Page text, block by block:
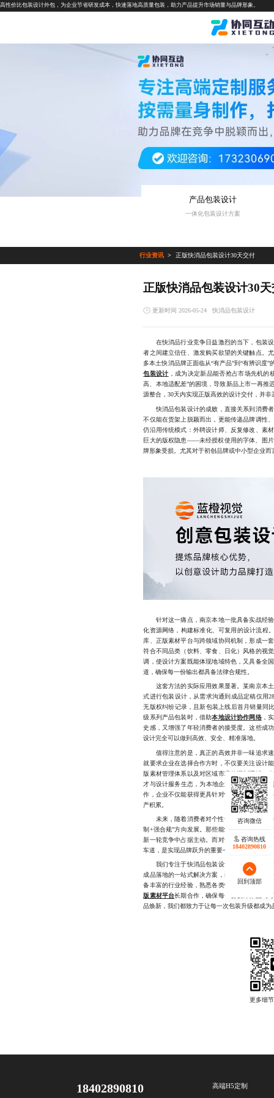
高性价比包装设计外包，为企业节省研发成本，快速落地高质量包装，助力产品提升市场销量与品牌形象。
产品包装设计
一体化包装设计方案
行业资讯 正版快消品包装设计30天交付
正版快消品包装设计30
更新时间 2026-05-24 快消品包装设计
在快消品行业竞争日益激烈的当下，包装设
者之间建立信任、激发购买欲望的关键触点。
多本土快消品牌正面临从“有产品”到“有辨识度
包装设计 ，成为决定新品能否抢占市场先机的
高、本地适配差”的困境，导致新品上市一再推
源整合，30天内实现正版高效的设计交付，并非
快消品包装设计的成败，直接关系到消费者
不仅能在货架上脱颖而出，更能传递品牌调性
仍沿用传统模式：外聘设计师、反复修改、素
巨大的版权隐患——未经授权使用的字体、图
牌形象受损。尤其对于初创品牌或中小型企业而
针对这一痛点，南京本地一批具备实战经验
化资源网络，构建标准化、可复用的设计流程
库、正版素材平台与跨领域协同机制，形成一
符合不同品类（饮料、零食、日化）风格的视
调，使设计方案既能体现地域特色，又具备全
道，确保每一份输出都具备法律合规性。
这套方法的实际应用效果显著。某南京本土
式进行包装设计，从需求沟通到成品定稿仅用
无版权纠纷记录，且新包装上线后首月销量同
级系列产品包装时，借助本地设计协作网络，
史感，又增强了年轻消费者的接受度。这些成
设计完全可以做到高效、安全、精准落地。
值得注意的是，真正的高效并非一味追求速
就要求企业在选择合作方时，不仅要关注设计
版素材管理体系以及对区域市场的深刻理解。
才与设计服务生态，为本地企业提供了一种“
作，企业不仅能获得更具针对性的设计方案，
产积累。
未来，随着消费者对个性化、可持续包装的
制+强合规”方向发展。那些能够快速响应市场
新一轮竞争中占据主动。而对于南京本地品牌
车道，是实现品牌跃升的重要一步。
我们专注于快消品包装设计服务，深耕南京
成品落地的一站式解决方案，擅长在保证正版
备丰富的行业经验，熟悉各类快消品类目特性
版素材平台长期合作，确保每一份设计作品均
品焕新，我们都致力于让每一次包装升级都成为
18402890810 高端H5定制
咨询热线
18402890810
回到顶部